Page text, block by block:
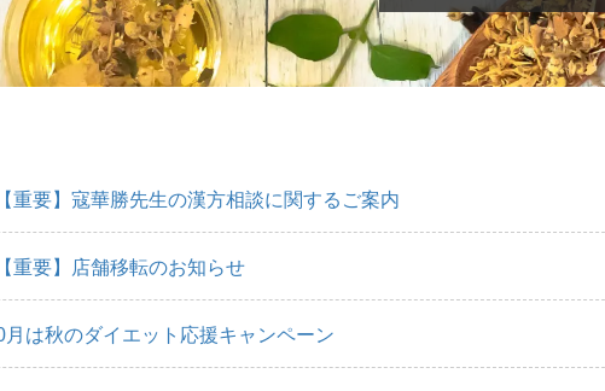
【重要】寇華勝先生の漢方相談に関するご案内
【重要】店舗移転のお知らせ
月は秋のダイエット応援キャンペーン